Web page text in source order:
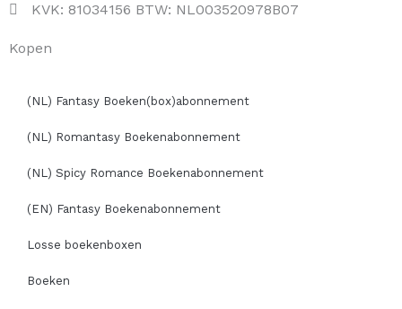
KVK: 81034156 BTW: NL003520978B07
Kopen
(NL) Fantasy Boeken(box)abonnement
(NL) Romantasy Boekenabonnement
(NL) Spicy Romance Boekenabonnement
(EN) Fantasy Boekenabonnement
Losse boekenboxen
Boeken